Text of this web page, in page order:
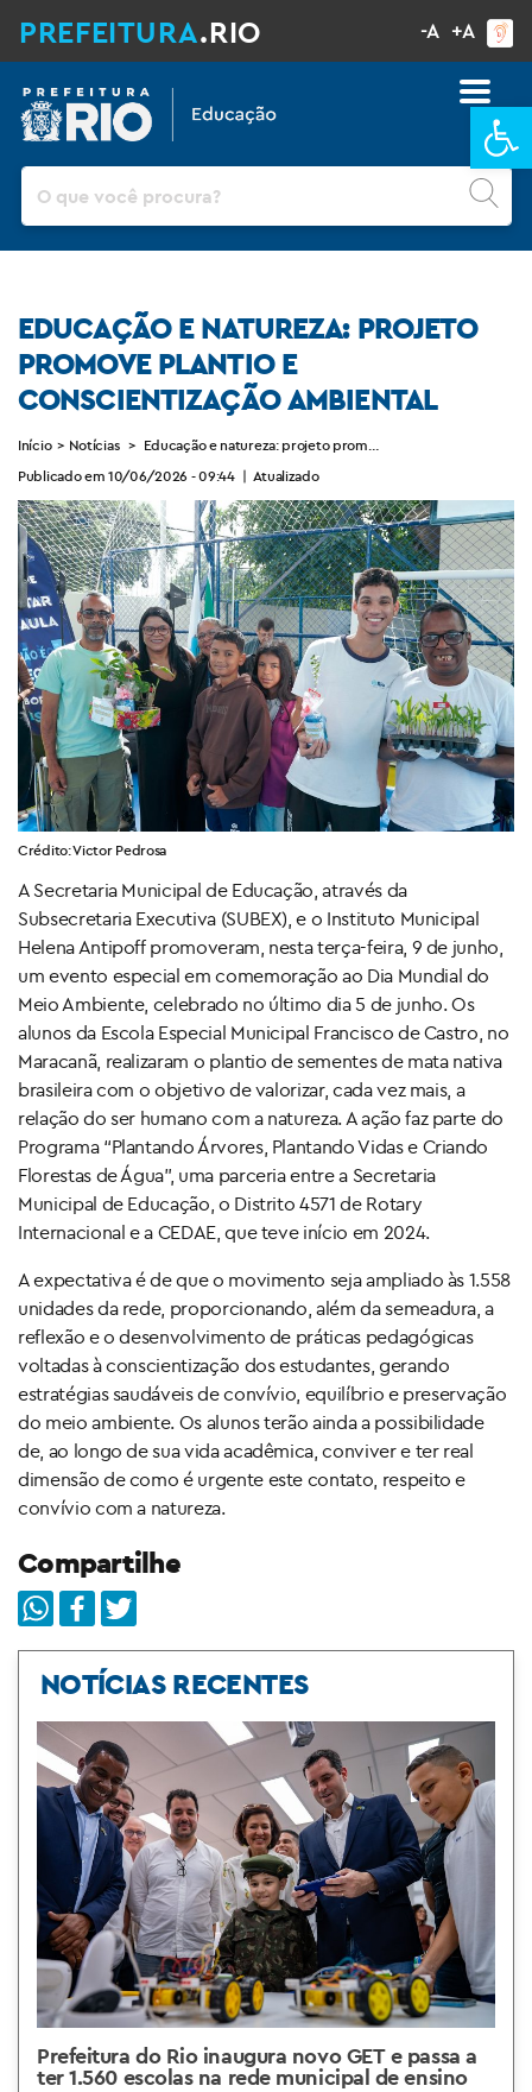
PREFEITURA.RIO -A +A
Pesquisar
EDUCAÇÃO E NATUREZA: PROJETO
PROMOVE PLANTIO E
CONSCIENTIZAÇÃO AMBIENTAL
Início > Notícias > Educação e natureza: projeto promove plantio e
Publicado em 10/06/2026 - 09:44 | Atualizado
Crédito: Victor Pedrosa
A Secretaria Municipal de Educação, através da
Subsecretaria Executiva (SUBEX), e o Instituto Municipal
Helena Antipoff promoveram, nesta terça-feira, 9 de junho,
um evento especial em comemoração ao Dia Mundial do
Meio Ambiente, celebrado no último dia 5 de junho. Os
alunos da Escola Especial Municipal Francisco de Castro, no
Maracanã, realizaram o plantio de sementes de mata nativa
brasileira com o objetivo de valorizar, cada vez mais, a
relação do ser humano com a natureza. A ação faz parte do
Programa “Plantando Árvores, Plantando Vidas e Criando
Florestas de Água”, uma parceria entre a Secretaria
Municipal de Educação, o Distrito 4571 de Rotary
Internacional e a CEDAE, que teve início em 2024.
A expectativa é de que o movimento seja ampliado às 1.558
unidades da rede, proporcionando, além da semeadura, a
reflexão e o desenvolvimento de práticas pedagógicas
voltadas à conscientização dos estudantes, gerando
estratégias saudáveis de convívio, equilíbrio e preservação
do meio ambiente. Os alunos terão ainda a possibilidade
de, ao longo de sua vida acadêmica, conviver e ter real
dimensão de como é urgente este contato, respeito e
convívio com a natureza.
Compartilhe
NOTÍCIAS RECENTES
Prefeitura do Rio inaugura novo GET e passa a
ter 1.560 escolas na rede municipal de ensino